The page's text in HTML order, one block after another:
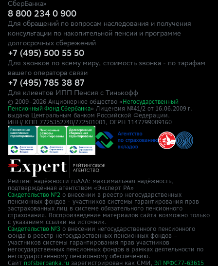
СберБанка»
8 800 234 0 900
Для обращений по вопросам наследования и получения
консультации по накопительной пенсии и программе
долгосрочных сбережений
+7 (495) 500 55 50
Для звонков по всему миру, стоимость звонка - по тарифам
вашего оператора связи
+7 (495) 785 38 87
Для клиентов ИПП Пенсия с Тинькофф
© 2009–2026 Акционерное общество « Негосударственный
Пенсионный Фонд Сбербанка» Лицензия №41/2 от 16.06.2009 г.
выдана Центральным банком Российской Федерации.
ИНН/ КПП 7725352740/772501001, ОГРН 1147799009160
Рейтинг надёжности ruAAA: максимальная надёжность,
подтверждённая агентством «Эксперт РА»
Свидетельство №2 о внесении в реестр негосударственных
пенсионных фондов - участников системы гарантирования прав
застрахованных лиц в системе обязательного пенсионного
страхования. Воспроизведение материалов сайта возможно только
с указанием ссылки на источник.
Свидетельство №3 о внесении негосударственного пенсионного
фонда в реестр негосударственных пенсионных фондов –
участников системы гарантирования прав участников
негосударственных пенсионных фондов в рамках деятельности по
негосударственному пенсионному обеспечению.
Сайт npfsberbanka.ru зарегистрирован как СМИ, ЭЛ №ФС77-63615